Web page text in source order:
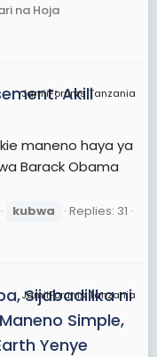
na Hoja
JamiiForums Tanzania
Akili
maneno haya ya
Barack Obama
kubwa
Replies: 31
JamiiForums Tanzania
Sijabadilika ni
Simple,
Yenye